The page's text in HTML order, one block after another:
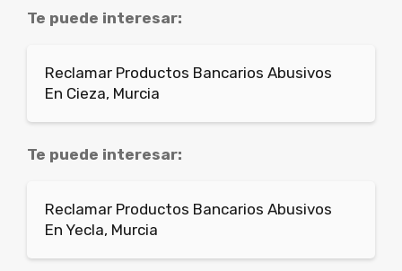
Te puede interesar:
Reclamar Productos Bancarios Abusivos
En Cieza, Murcia
Te puede interesar:
Reclamar Productos Bancarios Abusivos
En Yecla, Murcia